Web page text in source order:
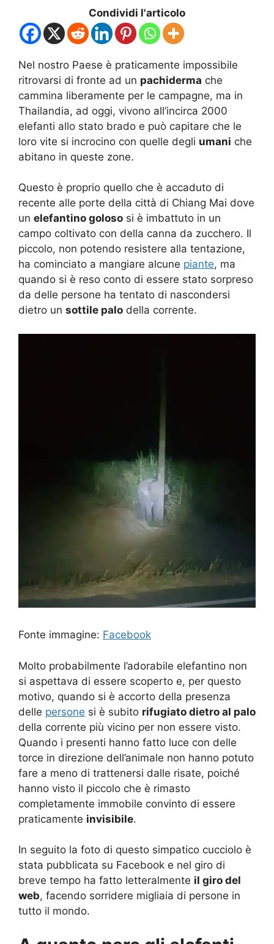
Condividi l'articolo
Nel nostro Paese è praticamente impossibile
ritrovarsi di fronte ad un pachiderma che
cammina liberamente per le campagne, ma in
Thailandia, ad oggi, vivono all’incirca 2000
elefanti allo stato brado e può capitare che le
loro vite si incrocino con quelle degli umani che
abitano in queste zone.
Questo è proprio quello che è accaduto di
recente alle porte della città di Chiang Mai dove
un elefantino goloso si è imbattuto in un
campo coltivato con della canna da zucchero. Il
piccolo, non potendo resistere alla tentazione,
ha cominciato a mangiare alcune piante, ma
quando si è reso conto di essere stato sorpreso
da delle persone ha tentato di nascondersi
dietro un sottile palo della corrente.
Fonte immagine: Facebook
Molto probabilmente l’adorabile elefantino non
si aspettava di essere scoperto e, per questo
motivo, quando si è accorto della presenza
delle persone si è subito rifugiato dietro al palo
della corrente più vicino per non essere visto.
Quando i presenti hanno fatto luce con delle
torce in direzione dell’animale non hanno potuto
fare a meno di trattenersi dalle risate, poiché
hanno visto il piccolo che è rimasto
completamente immobile convinto di essere
praticamente invisibile.
In seguito la foto di questo simpatico cucciolo è
stata pubblicata su Facebook e nel giro di
breve tempo ha fatto letteralmente il giro del
web, facendo sorridere migliaia di persone in
tutto il mondo.